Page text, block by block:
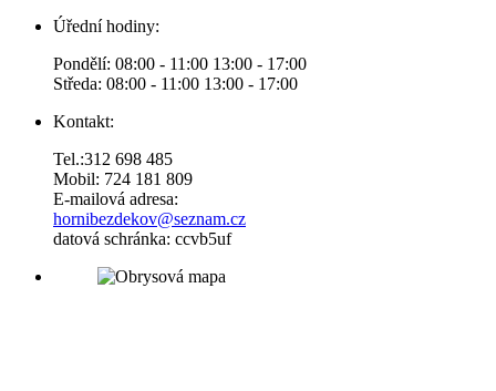
Úřední hodiny:
Pondělí: 08:00 - 11:00 13:00 - 17:00
Středa: 08:00 - 11:00 13:00 - 17:00
Kontakt:
Tel.:312 698 485
Mobil: 724 181 809
E-mailová adresa:
hornibezdekov@seznam.cz
datová schránka: ccvb5uf